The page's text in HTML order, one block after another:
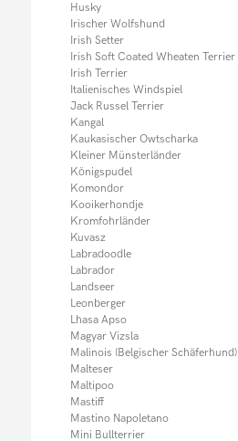
Husky
Irischer Wolfshund
Irish Setter
Irish Soft Coated Wheaten Terrier
Irish Terrier
Italienisches Windspiel
Jack Russel Terrier
Kangal
Kaukasischer Owtscharka
Kleiner Münsterländer
Königspudel
Komondor
Kooikerhondje
Kromfohrländer
Kuvasz
Labradoodle
Labrador
Landseer
Leonberger
Lhasa Apso
Magyar Vizsla
Malinois (Belgischer Schäferhund)
Malteser
Maltipoo
Mastiff
Mastino Napoletano
Mini Bullterrier